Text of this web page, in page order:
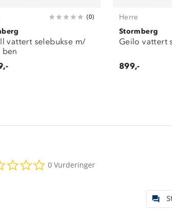
(0)
vattert selebukse m/
ben
Herre
Stormberg
Geilo vattert
899,-
star
0 Vurderinger